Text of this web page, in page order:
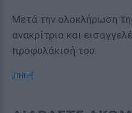
Μετά την ολοκλήρωση
ανακρίτρια και
προφυλάκισή του.
[ΠΗΓΗ]